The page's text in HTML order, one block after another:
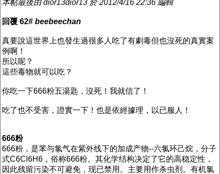
本帖最後由 dior13dior13 於 2012/4/16 22:36 編輯
回覆 62# beebeechan
真要說這世界上也發生過很多人吃了有劇毒但也沒死的真實案
例啊！
所以呢？
這些毒物就可以吃？
你吃一下666粉五湯匙，沒死！我就信了！
吃了也不受害，證實一下！也是依經據理，以已服人！
666粉
666粉，是苯与氯气在紫外线下的加成产物--六氯环己烷，分子
式C6Cl6H6，俗称666粉。其化学结构决定了它的高稳定性，
因此残留污染不可避免，现已禁用。主要用作杀虫剂。有机氯